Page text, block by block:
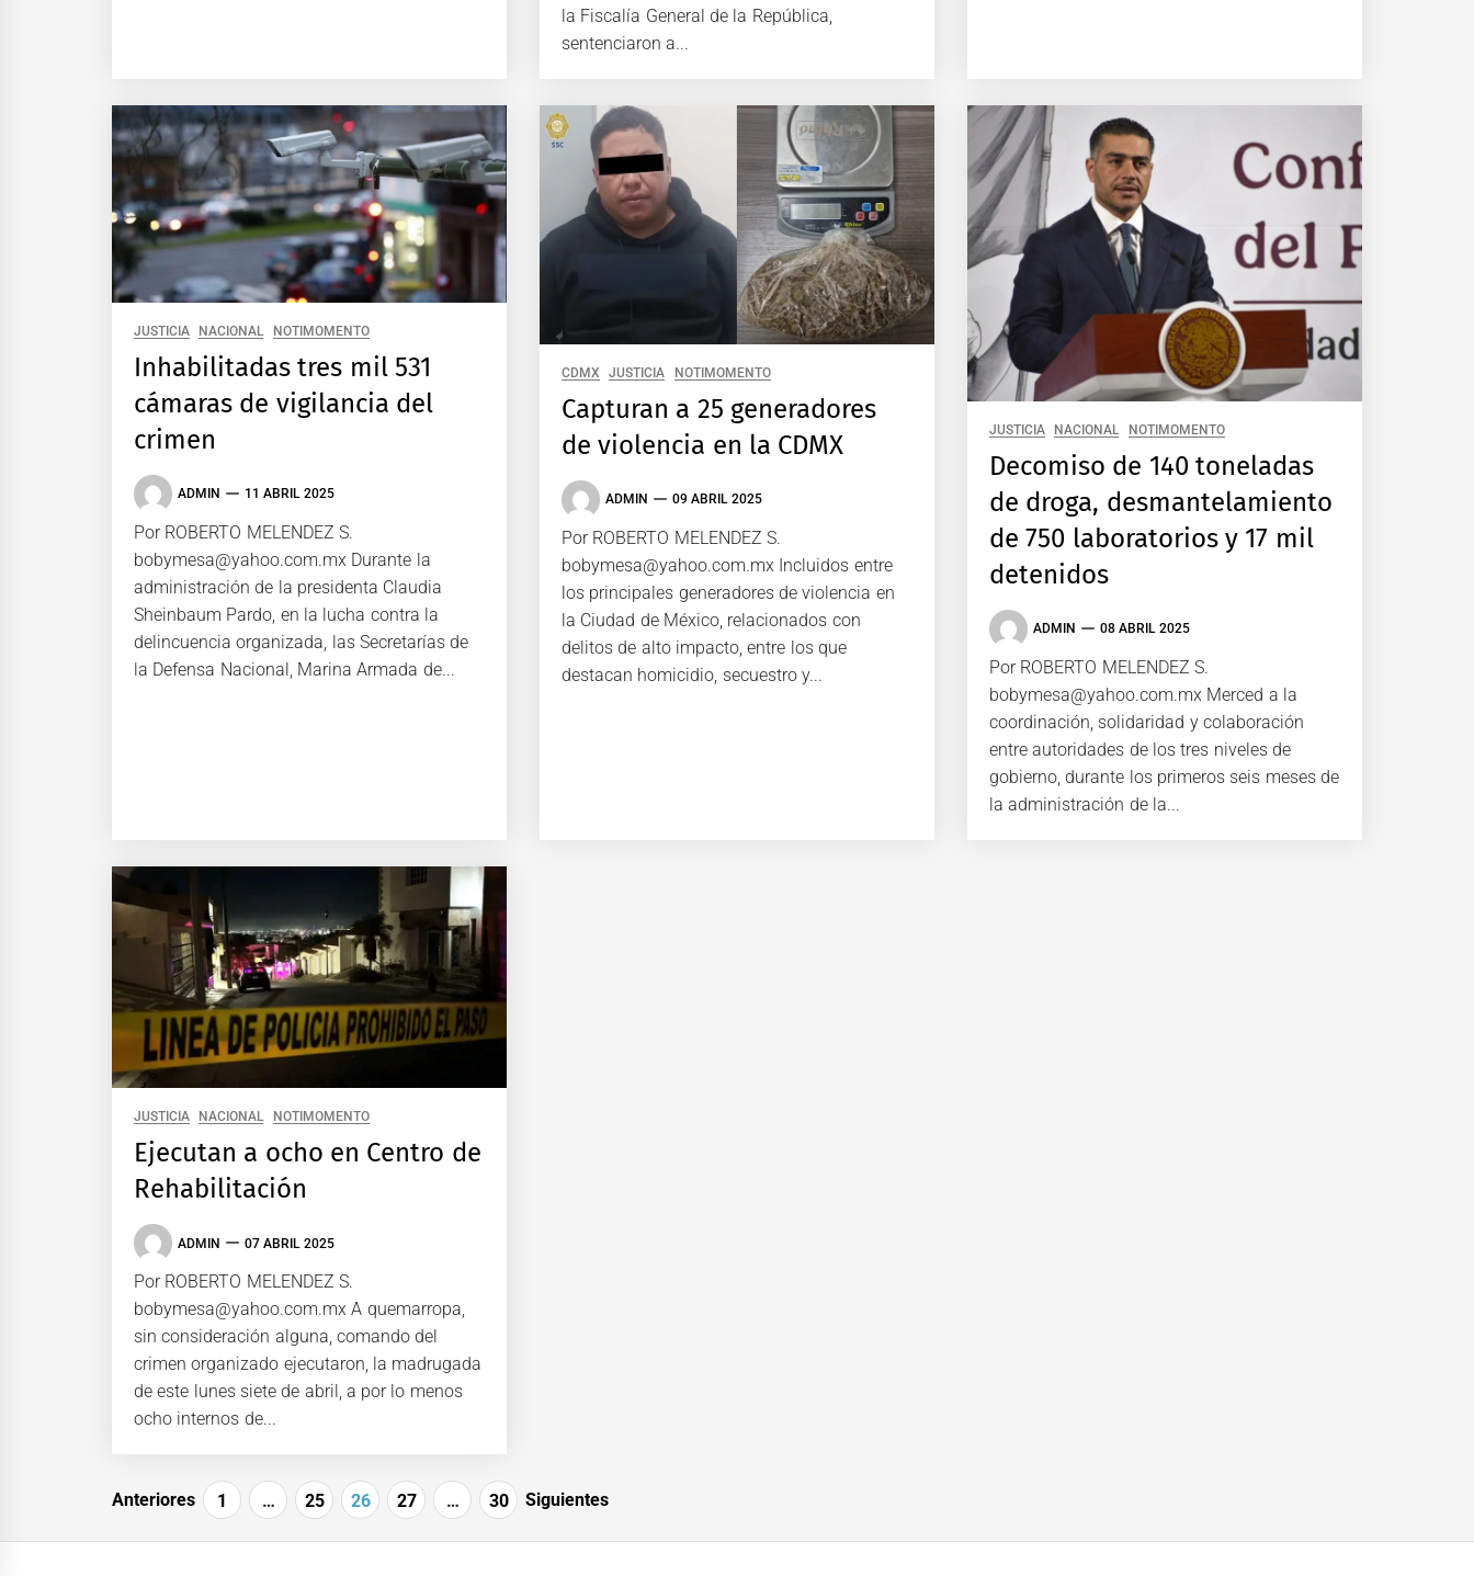
la Fiscalía General de la República,
sentenciaron a...
JUSTICIA NACIONAL NOTIMOMENTO
Inhabilitadas tres mil 531
cámaras de vigilancia del
crimen
ADMIN 11 ABRIL 2025
Por ROBERTO MELENDEZ S.
bobymesa@yahoo.com.mx Durante la
administración de la presidenta Claudia
Sheinbaum Pardo, en la lucha contra la
delincuencia organizada, las Secretarías de
la Defensa Nacional, Marina Armada de...
CDMX JUSTICIA NOTIMOMENTO
Capturan a 25 generadores
de violencia en la CDMX
ADMIN 09 ABRIL 2025
Por ROBERTO MELENDEZ S.
bobymesa@yahoo.com.mx Incluidos entre
los principales generadores de violencia en
la Ciudad de México, relacionados con
delitos de alto impacto, entre los que
destacan homicidio, secuestro y...
JUSTICIA NACIONAL NOTIMOMENTO
Decomiso de 140 toneladas
de droga, desmantelamiento
de 750 laboratorios y 17 mil
detenidos
ADMIN 08 ABRIL 2025
Por ROBERTO MELENDEZ S.
bobymesa@yahoo.com.mx Merced a la
coordinación, solidaridad y colaboración
entre autoridades de los tres niveles de
gobierno, durante los primeros seis meses de
la administración de la...
JUSTICIA NACIONAL NOTIMOMENTO
Ejecutan a ocho en Centro de
Rehabilitación
ADMIN 07 ABRIL 2025
Por ROBERTO MELENDEZ S.
bobymesa@yahoo.com.mx A quemarropa,
sin consideración alguna, comando del
crimen organizado ejecutaron, la madrugada
de este lunes siete de abril, a por lo menos
ocho internos de...
Paginación
Anteriores 1 … 25 26 27 … 30 Siguientes